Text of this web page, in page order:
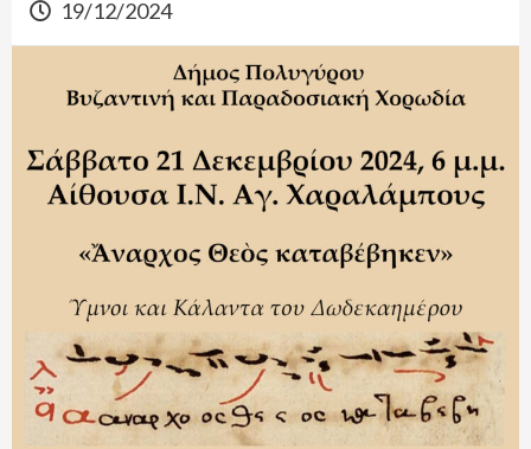
19/12/2024